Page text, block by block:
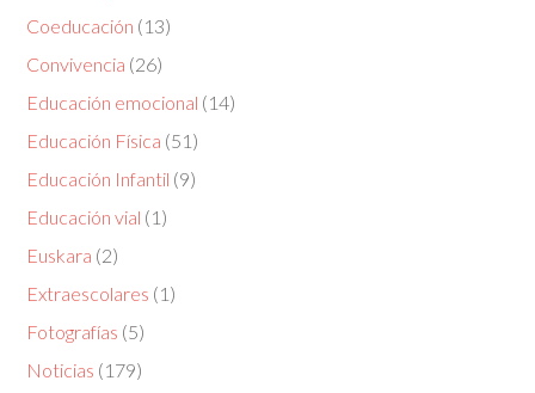
Coeducación (13)
Convivencia (26)
Educación emocional (14)
Educación Física (51)
Educación Infantil (9)
Educación vial (1)
Euskara (2)
Extraescolares (1)
Fotografías (5)
Noticias (179)